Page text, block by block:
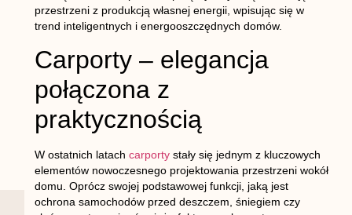
przestrzeni z produkcją własnej energii, wpisując się w
trend inteligentnych i energooszczędnych domów.
Carporty – elegancja
połączona z
praktycznością
W ostatnich latach carportystały się jednym z kluczowych
elementów nowoczesnego projektowania przestrzeni wokół
domu. Oprócz swojej podstawowej funkcji, jaką jest
ochrona samochodów przed deszczem, śniegiem czy